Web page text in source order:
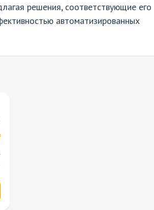
решения, соответствующие его
автоматизированных